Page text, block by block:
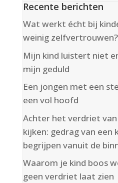
Recente berichten
Wat werkt écht bij
weinig zelfvertrouwen?
Mijn kind luistert niet
mijn geduld
Een jongen met een
een vol hoofd
Achter het verdriet van
kijken: gedrag van een
begrijpen vanuit de
Waarom je kind boos
geen verdriet laat zien